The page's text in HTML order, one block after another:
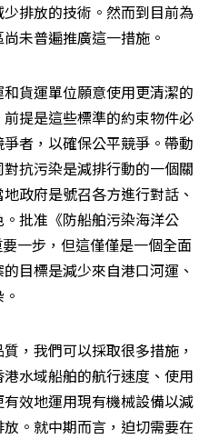
排放的技術。然而到目前為
未普遍推廣這一措施。
貨運單位願意使用更清潔的
提是這些標準的約束物件必
者，以確保公平競爭。帶動
抗污染是減排行動的一個關
政府是號召各方進行對話、
批准《防船舶污染海洋公
一步，但這僅僅是一個全面
目標是減少來自港口河運、
，我們可以採取很多措施，
水域船舶的航行速度、使用
效地運用現有機械設備以減
。就中期而言，迫切需要在